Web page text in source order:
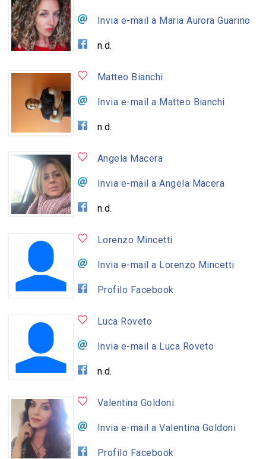
Invia e-mail a Maria Aurora Guarino
n.d.
Matteo Bianchi
Invia e-mail a Matteo Bianchi
n.d.
Angela Macera
Invia e-mail a Angela Macera
n.d.
Lorenzo Mincetti
Invia e-mail a Lorenzo Mincetti
Profilo Facebook
Luca Roveto
Invia e-mail a Luca Roveto
n.d.
Valentina Goldoni
Invia e-mail a Valentina Goldoni
Profilo Facebook